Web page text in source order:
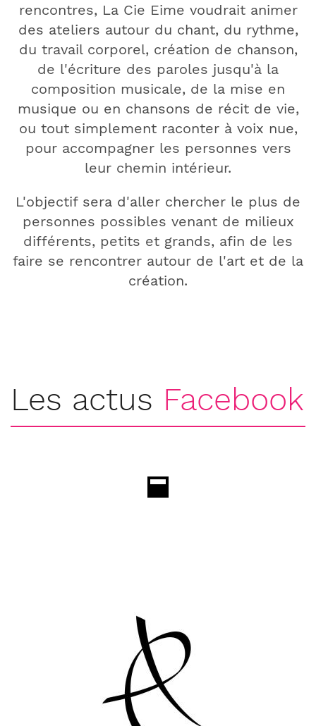
rencontres, La Cie Eime voudrait animer
des ateliers autour du chant, du rythme,
du travail corporel, création de chanson,
de l'écriture des paroles jusqu'à la
composition musicale, de la mise en
musique ou en chansons de récit de vie,
ou tout simplement raconter à voix nue,
pour accompagner les personnes vers
leur chemin intérieur.
L'objectif sera d'aller chercher le plus de
personnes possibles venant de milieux
différents, petits et grands, afin de les
faire se rencontrer autour de l'art et de la
création.
Les actus Facebook